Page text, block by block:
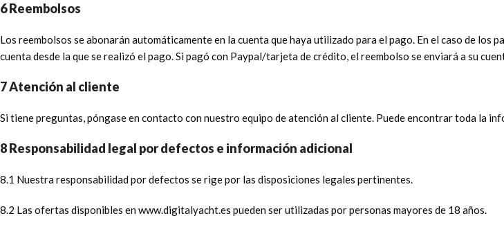
6 Reembolsos
Los reembolsos se abonarán automáticamente en la cuenta que haya utilizado para el pago. En el caso de
cuenta desde la que se realizó el pago. Si pagó con Paypal/tarjeta de crédito, el reembolso se enviará a su
7 Atención al cliente
Si tiene preguntas, póngase en contacto con nuestro equipo de atención al cliente. Puede encontrar toda la
8 Responsabilidad legal por defectos e información adicional
8.1 Nuestra responsabilidad por defectos se rige por las disposiciones legales pertinentes.
8.2 Las ofertas disponibles en www.digitalyacht.es pueden ser utilizadas por personas mayores de 18 años.